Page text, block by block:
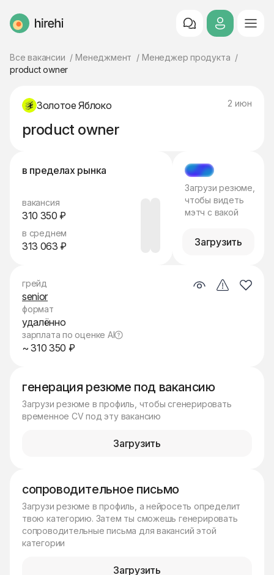
HireHi
Все вакансии Менеджмент
Менеджер продукта
product owner
Золотое Яблоко 2 июн
product owner
в пределах рынка
вакансия
310 350 ₽
в среднем
313 063 ₽
МЭТЧ
Загрузи резюме,
чтобы видеть
мэтч с вакой
Загрузить
генерация резюме под вакансию
Загрузи резюме в профиль, чтобы сгенерировать
временное CV под эту вакансию
Загрузить
сопроводительное письмо
Загрузи резюме в профиль, а нейросеть определит
твою категорию. Затем ты сможешь генерировать
сопроводительные письма для вакансий этой
категории
Загрузить
грейд
senior
формат
удалённо
зарплата по оценке AI
~ 310 350 ₽